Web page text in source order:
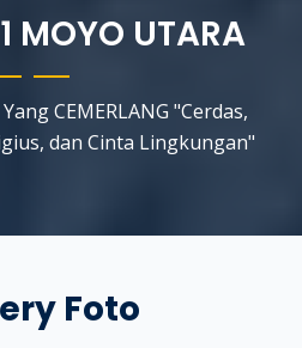
MOYO UTARA
CEMERLANG "Cerdas,
dan Cinta Lingkungan"
Foto